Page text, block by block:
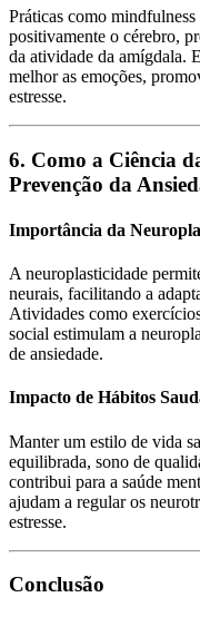
Práticas como
positivamente o cérebro,
da atividade da amígdala.
melhor as emoções,
estresse.
6. Como a Ciência
Prevenção da
Importância da
A neuroplasticidade
neurais, facilitando a
Atividades como
social estimulam a
de ansiedade.
Impacto de Hábitos
Manter um estilo de vida
equilibrada, sono de
contribui para a saúde
ajudam a regular os
estresse.
Conclusão